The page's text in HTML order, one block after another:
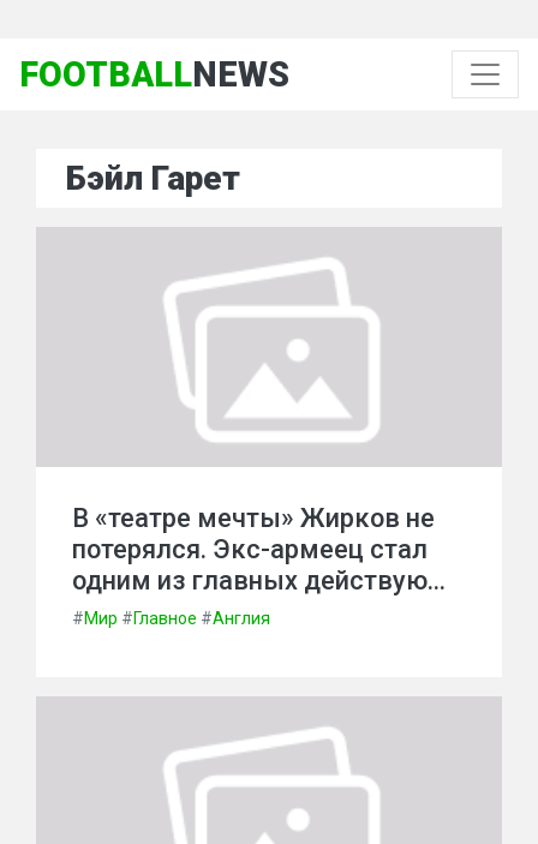
FOOTBALLNEWS
Бэйл Гарет
В «театре мечты» Жирков не
потерялся. Экс-армеец стал
одним из главных действую…
#Мир #Главное #Англия